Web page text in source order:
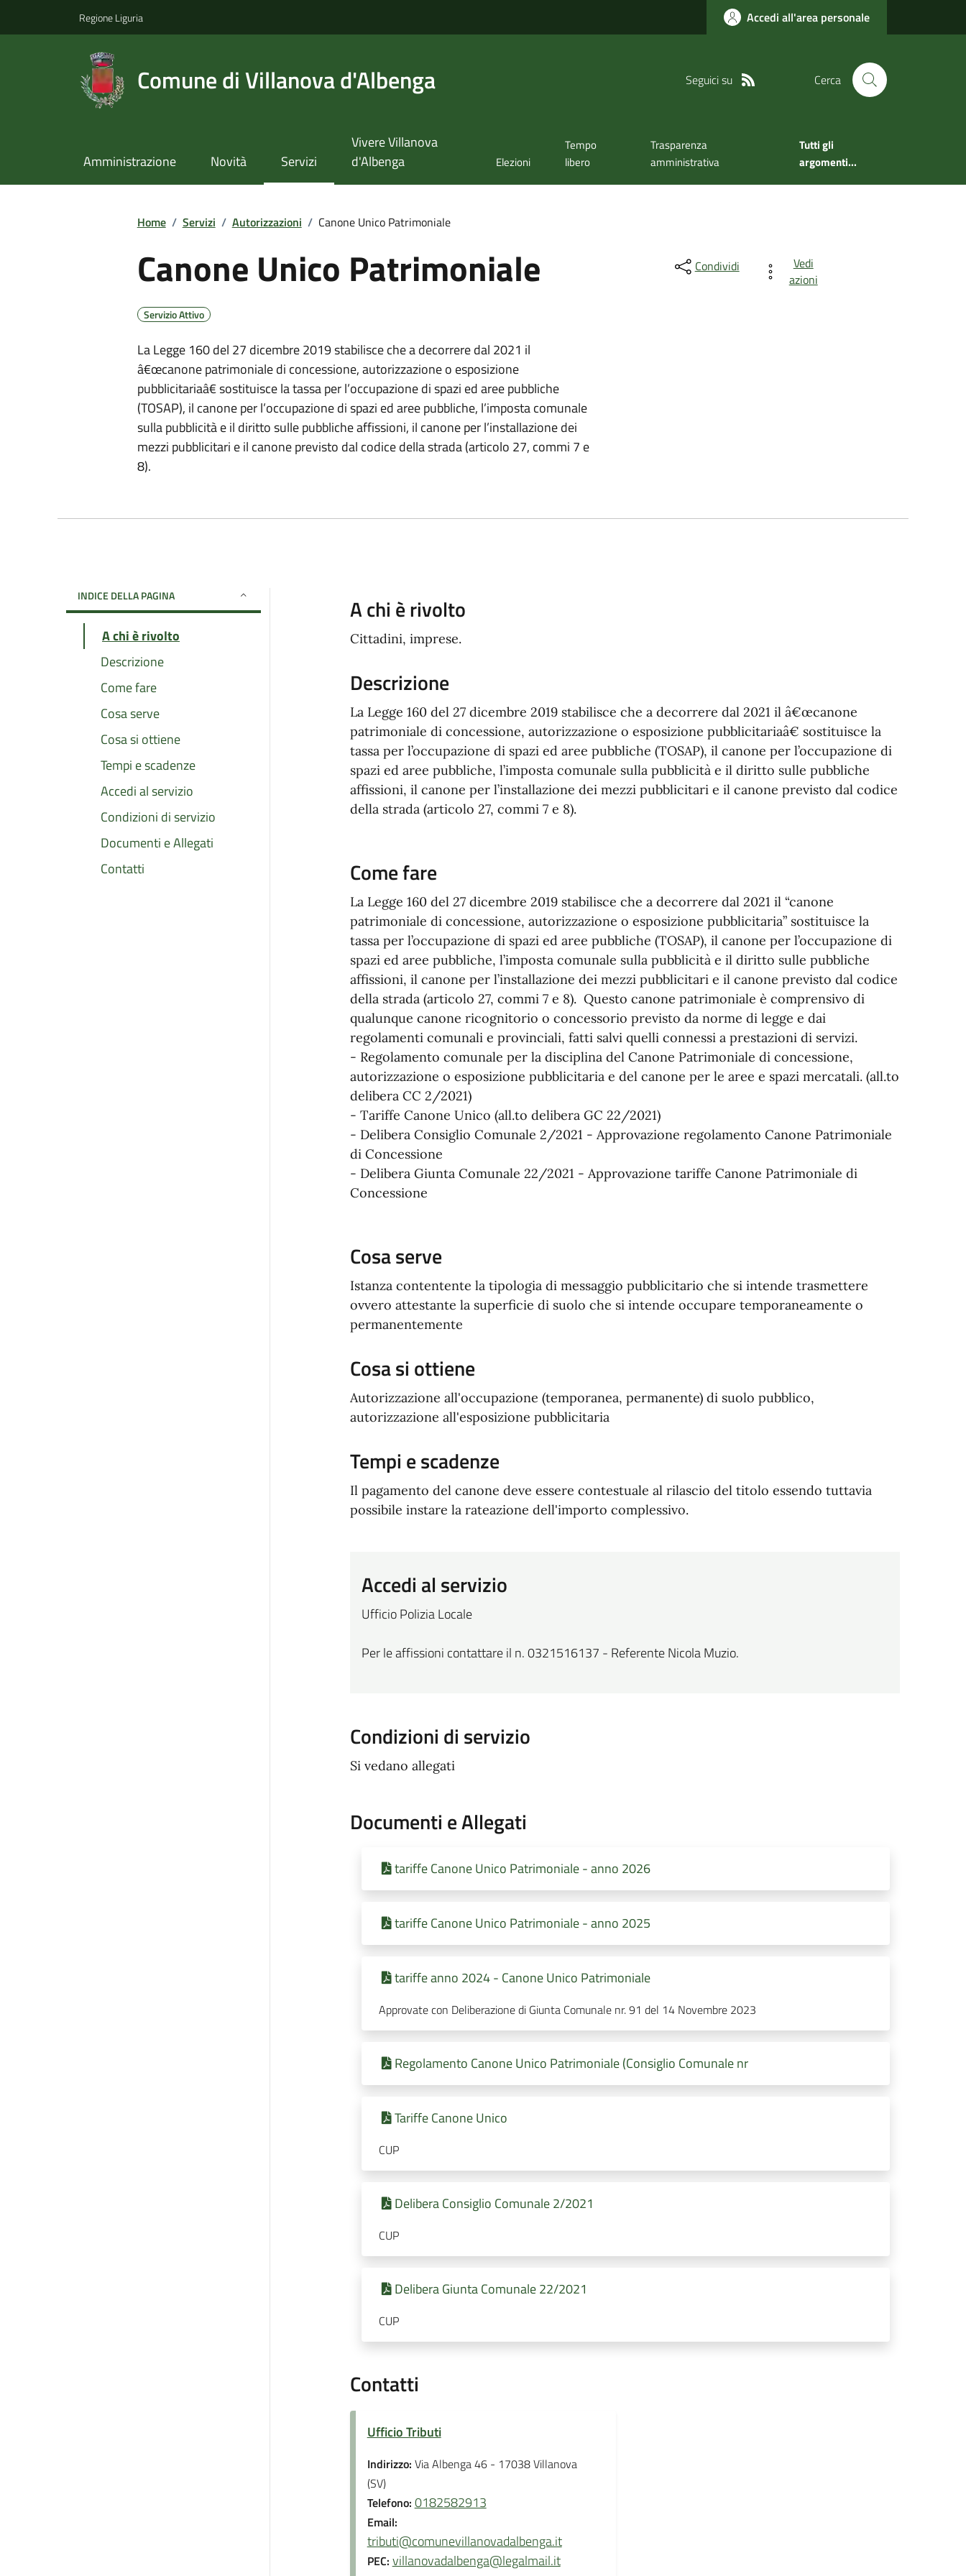
Regione Liguria Accedi all'area personale
Comune di Villanova d'Albenga Seguici su Cerca
Amministrazione Novità Servizi
Vivere Villanova
d'Albenga
Elezioni
Tempo
libero
Trasparenza
amministrativa
Tutti gli
argomenti...
Home / Servizi / Autorizzazioni / Canone Unico Patrimoniale
Canone Unico Patrimoniale
Servizio Attivo
La Legge 160 del 27 dicembre 2019 stabilisce che a decorrere dal 2021 il
â€œcanone patrimoniale di concessione, autorizzazione o esposizione
pubblicitariaâ€ sostituisce la tassa per l’occupazione di spazi ed aree pubbliche
(TOSAP), il canone per l’occupazione di spazi ed aree pubbliche, l’imposta comunale
sulla pubblicità e il diritto sulle pubbliche affissioni, il canone per l’installazione dei
mezzi pubblicitari e il canone previsto dal codice della strada (articolo 27, commi 7 e
8).
Condividi
Vedi
azioni
INDICE DELLA PAGINA
A chi è rivolto
Descrizione
Come fare
Cosa serve
Cosa si ottiene
Tempi e scadenze
Accedi al servizio
Condizioni di servizio
Documenti e Allegati
Contatti
A chi è rivolto
Cittadini, imprese.
Descrizione
La Legge 160 del 27 dicembre 2019 stabilisce che a decorrere dal 2021 il â€œcanone
patrimoniale di concessione, autorizzazione o esposizione pubblicitariaâ€ sostituisce la
tassa per l’occupazione di spazi ed aree pubbliche (TOSAP), il canone per l’occupazione di
spazi ed aree pubbliche, l’imposta comunale sulla pubblicità e il diritto sulle pubbliche
affissioni, il canone per l’installazione dei mezzi pubblicitari e il canone previsto dal codice
della strada (articolo 27, commi 7 e 8).
Come fare
La Legge 160 del 27 dicembre 2019 stabilisce che a decorrere dal 2021 il “canone
patrimoniale di concessione, autorizzazione o esposizione pubblicitaria” sostituisce la
tassa per l’occupazione di spazi ed aree pubbliche (TOSAP), il canone per l’occupazione di
spazi ed aree pubbliche, l’imposta comunale sulla pubblicità e il diritto sulle pubbliche
affissioni, il canone per l’installazione dei mezzi pubblicitari e il canone previsto dal codice
della strada (articolo 27, commi 7 e 8). Questo canone patrimoniale è comprensivo di
qualunque canone ricognitorio o concessorio previsto da norme di legge e dai
regolamenti comunali e provinciali, fatti salvi quelli connessi a prestazioni di servizi.
- Regolamento comunale per la disciplina del Canone Patrimoniale di concessione,
autorizzazione o esposizione pubblicitaria e del canone per le aree e spazi mercatali. (all.to
delibera CC 2/2021)
- Tariffe Canone Unico (all.to delibera GC 22/2021)
- Delibera Consiglio Comunale 2/2021 - Approvazione regolamento Canone Patrimoniale
di Concessione
- Delibera Giunta Comunale 22/2021 - Approvazione tariffe Canone Patrimoniale di
Concessione
Cosa serve
Istanza contentente la tipologia di messaggio pubblicitario che si intende trasmettere
ovvero attestante la superficie di suolo che si intende occupare temporaneamente o
permanentemente
Cosa si ottiene
Autorizzazione all'occupazione (temporanea, permanente) di suolo pubblico,
autorizzazione all'esposizione pubblicitaria
Tempi e scadenze
Il pagamento del canone deve essere contestuale al rilascio del titolo essendo tuttavia
possibile instare la rateazione dell'importo complessivo.
Accedi al servizio
Ufficio Polizia Locale
Per le affissioni contattare il n. 0321516137 - Referente Nicola Muzio.
Condizioni di servizio
Si vedano allegati
Documenti e Allegati
tariffe Canone Unico Patrimoniale - anno 2026
tariffe Canone Unico Patrimoniale - anno 2025
tariffe anno 2024 - Canone Unico Patrimoniale
Approvate con Deliberazione di Giunta Comunale nr. 91 del 14 Novembre 2023
Regolamento Canone Unico Patrimoniale (Consiglio Comunale nr
Tariffe Canone Unico
CUP
Delibera Consiglio Comunale 2/2021
CUP
Delibera Giunta Comunale 22/2021
CUP
Contatti
Ufficio Tributi
Indirizzo: Via Albenga 46 - 17038 Villanova
(SV)
Telefono:0182582913
Email:
tributi@comunevillanovadalbenga.it
PEC:villanovadalbenga@legalmail.it